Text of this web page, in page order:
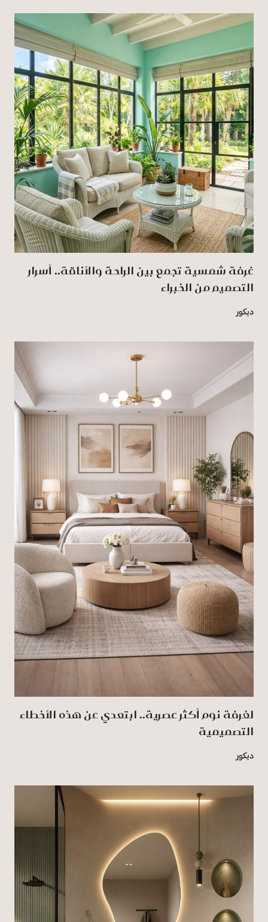
غرفة شمسية تجمع بين الراحة والأناقة.. أسرار
التصميم من الخبراء
ديكور
لغرفة نوم أكثر عصرية.. ابتعدي عن هذه الأخطاء
التصميمية
ديكور